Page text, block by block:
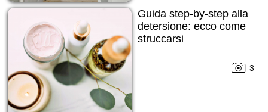
Guida step-by-step alla
detersione: ecco come
struccarsi
3